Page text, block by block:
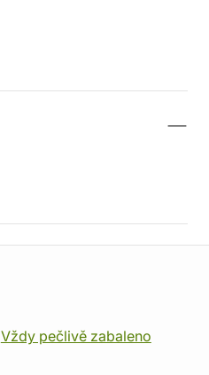
Vždy pečlivě zabaleno